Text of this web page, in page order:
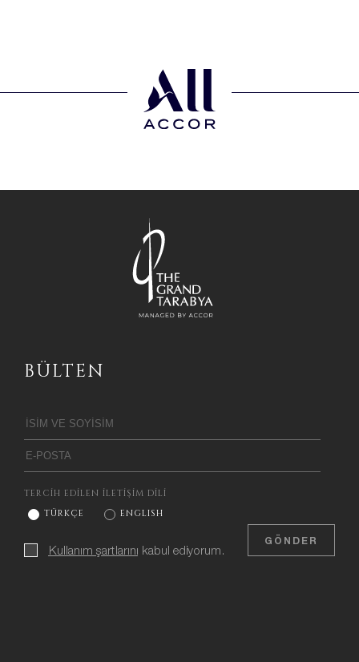
BÜLTEN
TERCİH EDİLEN İLETİŞİM DİLİ
TÜRKÇE
ENGLISH
Kullanım şartlarını kabul ediyorum.
GÖNDER